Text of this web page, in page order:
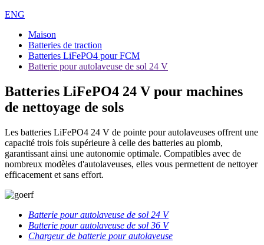
ENG
Maison
Batteries de traction
Batteries LiFePO4 pour FCM
Batterie pour autolaveuse de sol 24 V
Batteries LiFePO4 24 V pour machines
de nettoyage de sols
Les batteries LiFePO4 24 V de pointe pour autolaveuses offrent une
capacité trois fois supérieure à celle des batteries au plomb,
garantissant ainsi une autonomie optimale. Compatibles avec de
nombreux modèles d'autolaveuses, elles vous permettent de nettoyer
efficacement et sans effort.
Batterie pour autolaveuse de sol 24 V
Batterie pour autolaveuse de sol 36 V
Chargeur de batterie pour autolaveuse